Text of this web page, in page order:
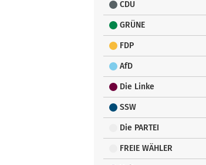
CDU
GRÜNE
FDP
AfD
Die Linke
SSW
Die PARTEI
FREIE WÄHLER